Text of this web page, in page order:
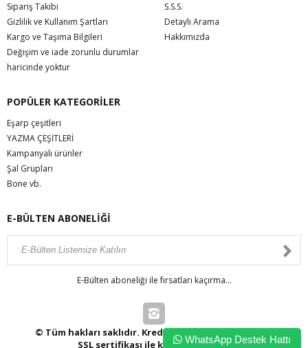
Sipariş Takibi
Gizlilik ve Kullanım Şartları
Kargo ve Taşıma Bilgileri
Değişim ve iade zorunlu durumlar
haricinde yoktur
S.S.S.
Detaylı Arama
Hakkımızda
POPÜLER KATEGORİLER
Eşarp çeşitleri
YAZMA ÇEŞİTLERİ
Kampanyalı ürünler
Şal Grupları
Bone vb.
E-BÜLTEN ABONELİĞİ
E-Bülten aboneliği ile fırsatları kaçırma...
© Tüm hakları saklıdır. Kredi kartı bilgileriniz 256bit
SSL sertifikası ile korunmaktadır.WhatsApp Destek Hattı